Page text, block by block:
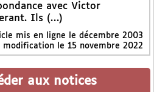
avec Victor
Ils (…)
mis en ligne le décembre 2003
modification le 15 novembre 2022
aux notices